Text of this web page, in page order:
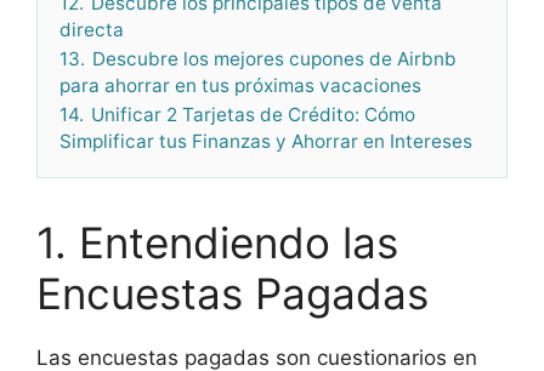
directa
13. Descubre los mejores cupones de Airbnb
para ahorrar en tus próximas vacaciones
14. Unificar 2 Tarjetas de Crédito: Cómo
Simplificar tus Finanzas y Ahorrar en Intereses
1. Entendiendo las
Encuestas Pagadas
Las encuestas pagadas son cuestionarios en